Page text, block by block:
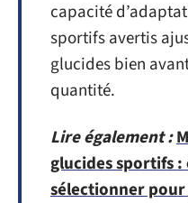
capacité
sportifs avertis
glucides bien
quantité.
Lire également :
glucides sportifs :
sélectionner